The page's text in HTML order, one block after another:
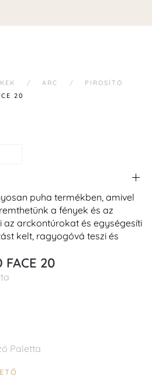
ARC
PIROSÍTÓ
20
puha termékben, amivel
a fények és az
az arckontúrokat és egységesíti
kelt, ragyogóvá teszi és
FACE 20
Paletta